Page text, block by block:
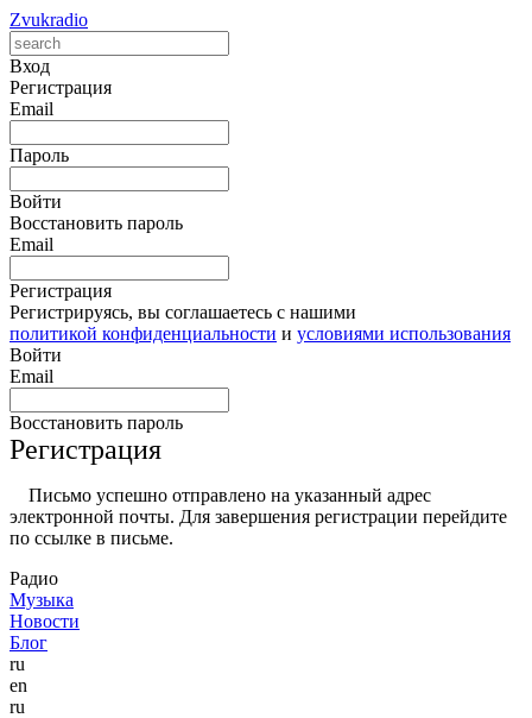
Zvukradio
Вход
Регистрация
Email
Пароль
Войти
Восстановить пароль
Email
Регистрация
Регистрируясь, вы соглашаетесь с нашими
политикой конфиденциальности и условиями использования
Войти
Email
Восстановить пароль
Регистрация
Письмо успешно отправлено на указанный адрес
электронной почты. Для завершения регистрации перейдите
по ссылке в письме.
Радио
Музыка
Новости
Блог
ru
en
ru